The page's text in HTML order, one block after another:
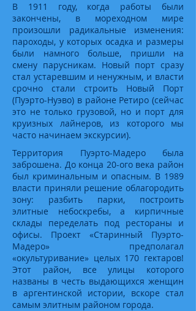
В 1911 году, когда работы были
закончены, в мореходном мире
произошли радикальные изменения:
пароходы, у которых осадка и размеры
были намного больше, пришли на
смену парусникам. Новый порт сразу
стал устаревшим и ненужным, и власти
срочно стали строить Новый Порт
(Пуэрто-Нуэво) в районе Ретиро (сейчас
это не только грузовой, но и порт для
круизных лайнеров, из которого мы
часто начинаем экскурсии).
Территория Пуэрто-Мадеро была
заброшена. До конца 20-ого века район
был криминальным и опасным. В 1989
власти приняли решение облагородить
зону: разбить парки, построить
элитные небоскребы, а кирпичные
склады переделать под рестораны и
офисы. Проект «Старинный Пуэрто-
Мадеро» предполагал
«окультуривание» целых 170 гектаров!
Этот район, все улицы которого
названы в честь выдающихся женщин
в аргентинской истории, вскоре стал
самым элитным районом города.